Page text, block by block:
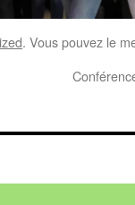
. Vous pouvez le